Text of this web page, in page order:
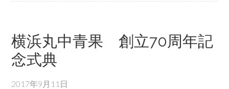
横浜丸中青果 創立70周年記
念式典
2017年9月11日